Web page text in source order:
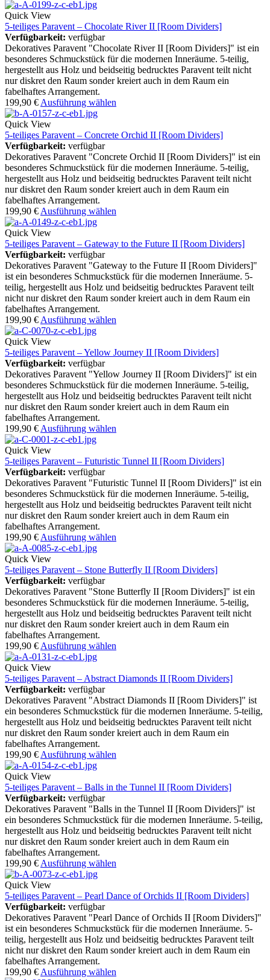
Quick View
5-teiliges Paravent – Chocolate River II [Room Dividers]
Verfügbarkeit: verfügbar
Dekoratives Paravent "Chocolate River II [Room Dividers]" ist ein
besonderes Schmuckstück für die modernen Inneräume. 5-teilig,
hergestellt aus Holz und beidseitig bedrucktes Paravent teilt nicht
nur diskret den Raum sonder kreiert auch in dem Raum ein
fabelhaftes Arrangement.
199,90 € Ausführung wählen
Quick View
5-teiliges Paravent – Concrete Orchid II [Room Dividers]
Verfügbarkeit: verfügbar
Dekoratives Paravent "Concrete Orchid II [Room Dividers]" ist ein
besonderes Schmuckstück für die modernen Inneräume. 5-teilig,
hergestellt aus Holz und beidseitig bedrucktes Paravent teilt nicht
nur diskret den Raum sonder kreiert auch in dem Raum ein
fabelhaftes Arrangement.
199,90 € Ausführung wählen
Quick View
5-teiliges Paravent – Gateway to the Future II [Room Dividers]
Verfügbarkeit: verfügbar
Dekoratives Paravent "Gateway to the Future II [Room Dividers]"
ist ein besonderes Schmuckstück für die modernen Inneräume. 5-
teilig, hergestellt aus Holz und beidseitig bedrucktes Paravent teilt
nicht nur diskret den Raum sonder kreiert auch in dem Raum ein
fabelhaftes Arrangement.
199,90 € Ausführung wählen
Quick View
5-teiliges Paravent – Yellow Journey II [Room Dividers]
Verfügbarkeit: verfügbar
Dekoratives Paravent "Yellow Journey II [Room Dividers]" ist ein
besonderes Schmuckstück für die modernen Inneräume. 5-teilig,
hergestellt aus Holz und beidseitig bedrucktes Paravent teilt nicht
nur diskret den Raum sonder kreiert auch in dem Raum ein
fabelhaftes Arrangement.
199,90 € Ausführung wählen
Quick View
5-teiliges Paravent – Futuristic Tunnel II [Room Dividers]
Verfügbarkeit: verfügbar
Dekoratives Paravent "Futuristic Tunnel II [Room Dividers]" ist ein
besonderes Schmuckstück für die modernen Inneräume. 5-teilig,
hergestellt aus Holz und beidseitig bedrucktes Paravent teilt nicht
nur diskret den Raum sonder kreiert auch in dem Raum ein
fabelhaftes Arrangement.
199,90 € Ausführung wählen
Quick View
5-teiliges Paravent – Stone Butterfly II [Room Dividers]
Verfügbarkeit: verfügbar
Dekoratives Paravent "Stone Butterfly II [Room Dividers]" ist ein
besonderes Schmuckstück für die modernen Inneräume. 5-teilig,
hergestellt aus Holz und beidseitig bedrucktes Paravent teilt nicht
nur diskret den Raum sonder kreiert auch in dem Raum ein
fabelhaftes Arrangement.
199,90 € Ausführung wählen
Quick View
5-teiliges Paravent – Abstract Diamonds II [Room Dividers]
Verfügbarkeit: verfügbar
Dekoratives Paravent "Abstract Diamonds II [Room Dividers]" ist
ein besonderes Schmuckstück für die modernen Inneräume. 5-teilig,
hergestellt aus Holz und beidseitig bedrucktes Paravent teilt nicht
nur diskret den Raum sonder kreiert auch in dem Raum ein
fabelhaftes Arrangement.
199,90 € Ausführung wählen
Quick View
5-teiliges Paravent – Balls in the Tunnel II [Room Dividers]
Verfügbarkeit: verfügbar
Dekoratives Paravent "Balls in the Tunnel II [Room Dividers]" ist
ein besonderes Schmuckstück für die modernen Inneräume. 5-teilig,
hergestellt aus Holz und beidseitig bedrucktes Paravent teilt nicht
nur diskret den Raum sonder kreiert auch in dem Raum ein
fabelhaftes Arrangement.
199,90 € Ausführung wählen
Quick View
5-teiliges Paravent – Pearl Dance of Orchids II [Room Dividers]
Verfügbarkeit: verfügbar
Dekoratives Paravent "Pearl Dance of Orchids II [Room Dividers]"
ist ein besonderes Schmuckstück für die modernen Inneräume. 5-
teilig, hergestellt aus Holz und beidseitig bedrucktes Paravent teilt
nicht nur diskret den Raum sonder kreiert auch in dem Raum ein
fabelhaftes Arrangement.
199,90 € Ausführung wählen